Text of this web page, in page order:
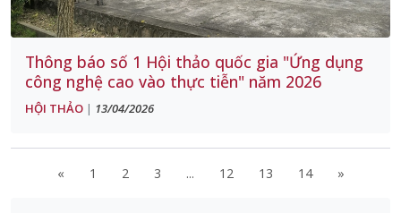
Thông báo số 1 Hội thảo quốc gia "Ứng dụng
công nghệ cao vào thực tiễn" năm 2026
HỘI THẢO | 13/04/2026
« 1 2 3 ... 12 13 14 »